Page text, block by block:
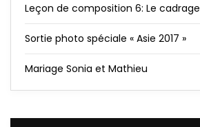
Leçon de composition 6: Le cadrage
Sortie photo spéciale « Asie 2017 »
Mariage Sonia et Mathieu